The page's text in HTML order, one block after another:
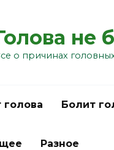
не
о причинах
Болит
Разное